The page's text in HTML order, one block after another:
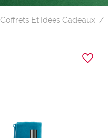
Coffrets Et Idées Cadeaux